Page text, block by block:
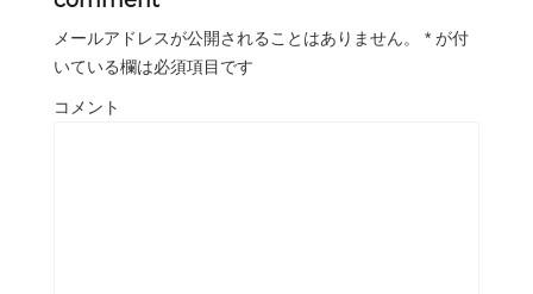
メールアドレスが公開されることはありません。 * が付
いている欄は必須項目です
コメント